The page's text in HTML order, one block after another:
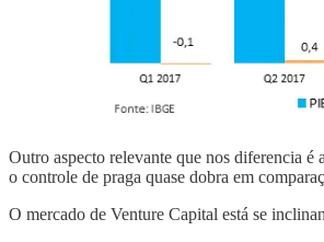
Outro aspecto relevante que nos diferencia
o controle de praga quase dobra em
O mercado de Venture Capital está se